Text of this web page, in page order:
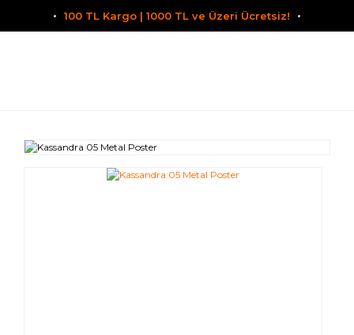
100 TL Kargo | 1000 TL ve Üzeri Ücretsiz!